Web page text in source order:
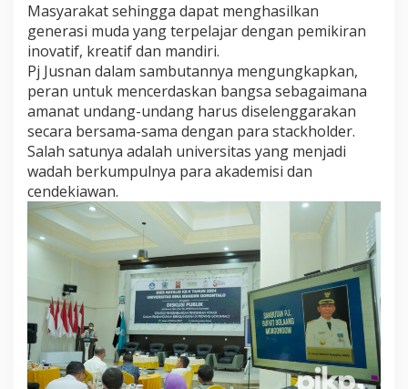
Masyarakat sehingga dapat menghasilkan
generasi muda yang terpelajar dengan pemikiran
inovatif, kreatif dan mandiri.
Pj Jusnan dalam sambutannya mengungkapkan,
peran untuk mencerdaskan bangsa sebagaimana
amanat undang-undang harus diselenggarakan
secara bersama-sama dengan para stackholder.
Salah satunya adalah universitas yang menjadi
wadah berkumpulnya para akademisi dan
cendekiawan.